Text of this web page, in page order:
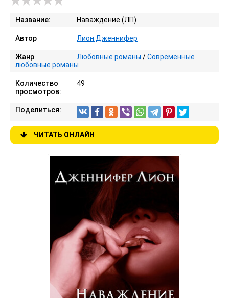
Название: Наваждение (ЛП)
Автор Лион Дженнифер
Жанр Любовные романы /Современные
любовные романы
Количество
просмотров:
49
Поделиться:
ЧИТАТЬ ОНЛАЙН